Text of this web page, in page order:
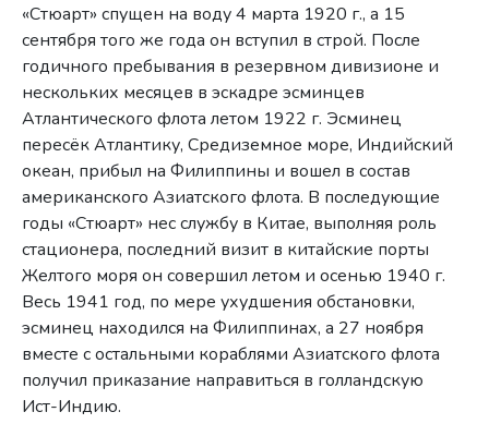
«Стюарт» спущен на воду 4 марта 1920 г., а 15
сентября того же года он вступил в строй. После
годичного пребывания в резервном дивизионе и
нескольких месяцев в эскадре эсминцев
Атлантического флота летом 1922 г. Эсминец
пересёк Атлантику, Средиземное море, Индийский
океан, прибыл на Филиппины и вошел в состав
американского Азиатского флота. В последующие
годы «Стюарт» нес службу в Китае, выполняя роль
стационера, последний визит в китайские порты
Желтого моря он совершил летом и осенью 1940 г.
Весь 1941 год, по мере ухудшения обстановки,
эсминец находился на Филиппинах, а 27 ноября
вместе с остальными кораблями Азиатского флота
получил приказание направиться в голландскую
Ист-Индию.